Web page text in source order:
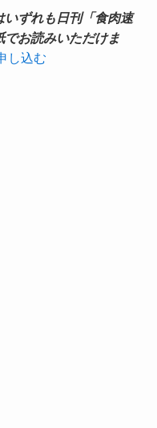
ずれも日刊「食肉速
お読みいただけま
し込む